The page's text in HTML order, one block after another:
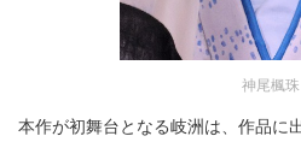
神尾楓珠
本作が初舞台となる岐洲は、作品に